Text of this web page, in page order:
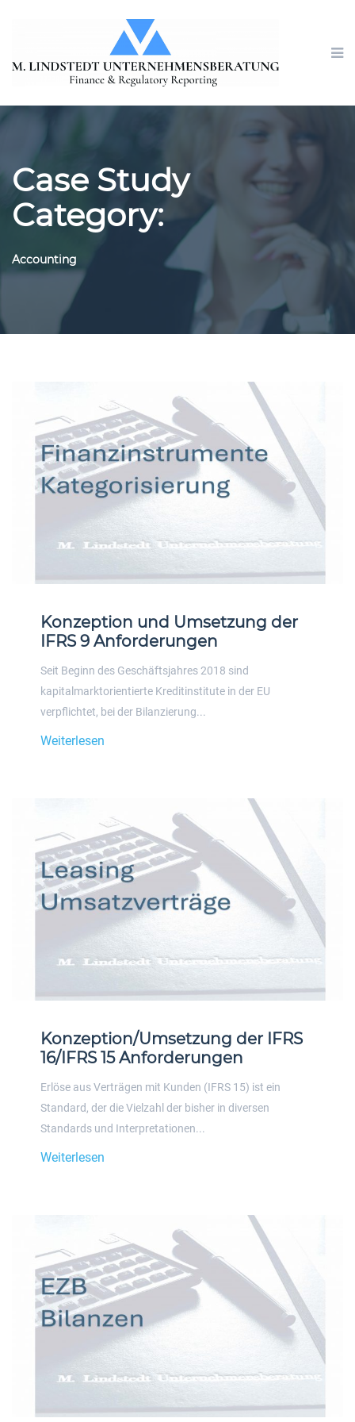
Case Study
Category:
Accounting
Konzeption und Umsetzung der
IFRS 9 Anforderungen
Seit Beginn des Geschäftsjahres 2018 sind
kapitalmarktorientierte Kreditinstitute in der EU
verpflichtet, bei der Bilanzierung...
Weiterlesen
Konzeption/Umsetzung der IFRS
16/IFRS 15 Anforderungen
Erlöse aus Verträgen mit Kunden (IFRS 15) ist ein
Standard, der die Vielzahl der bisher in diversen
Standards und Interpretationen...
Weiterlesen